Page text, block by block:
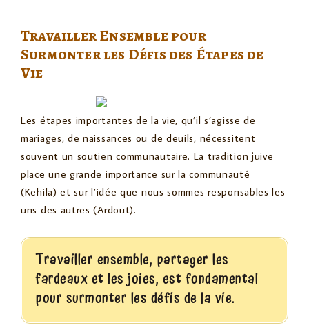
Travailler Ensemble pour
Surmonter les Défis des Étapes de
Vie
Les étapes importantes de la vie, qu’il s’agisse de
mariages, de naissances ou de deuils, nécessitent
souvent un soutien communautaire. La tradition juive
place une grande importance sur la communauté
(Kehila) et sur l’idée que nous sommes responsables les
uns des autres (Ardout).
Travailler ensemble, partager les
fardeaux et les joies, est fondamental
pour surmonter les défis de la vie.